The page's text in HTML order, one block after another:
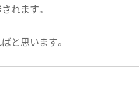
れます。
と思います。